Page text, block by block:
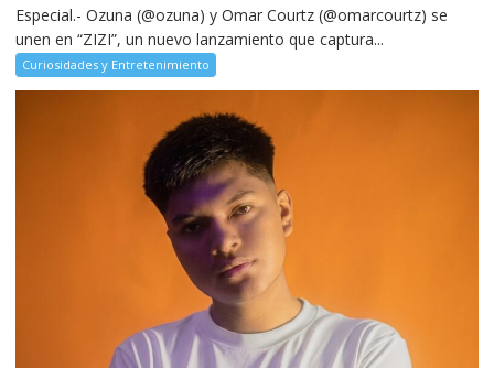
Especial.- Ozuna (@ozuna) y Omar Courtz (@omarcourtz) se
unen en “ZIZI”, un nuevo lanzamiento que captura...
Curiosidades y Entretenimiento